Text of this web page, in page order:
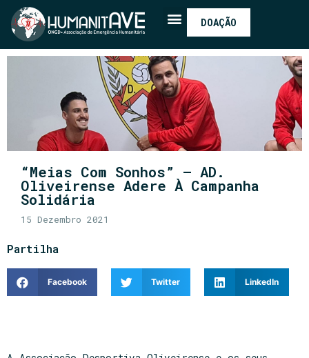
DOAÇÃO
“Meias Com Sonhos” – AD.
Oliveirense Adere À Campanha
Solidária
15 Dezembro 2021
Partilha
Facebook Twitter LinkedIn